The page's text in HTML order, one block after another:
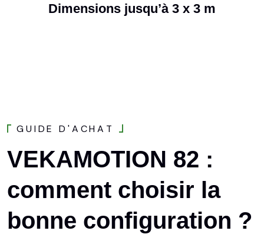
Dimensions jusqu’à 3 x 3 m
GUIDE D 'A CHA T
VEKAMOTION 82 :
comment choisir la
bonne configuration ?